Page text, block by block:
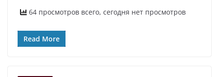
64 просмотров всего, сегодня нет просмотров
Read More